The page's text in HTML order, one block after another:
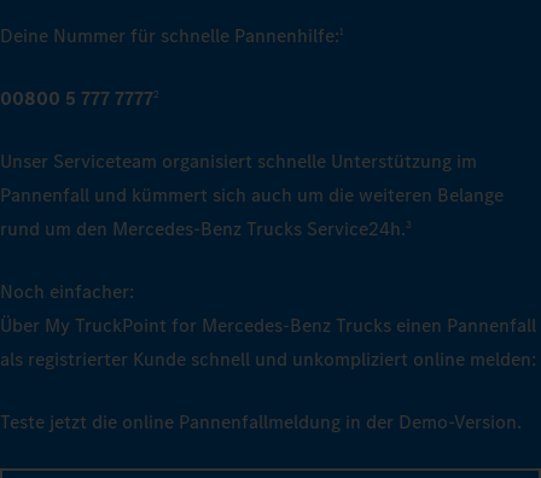
Deine Nummer für schnelle Pannenhilfe:1
00800 5 777 77772
Unser Serviceteam organisiert schnelle Unterstützung im
Pannenfall und kümmert sich auch um die weiteren Belange
rund um den Mercedes‑Benz Trucks Service24h.3
Noch einfacher:
Über My TruckPoint for Mercedes‑Benz Trucks einen Pannenfall
als registrierter Kunde schnell und unkompliziert online melden:
Teste jetzt die online Pannenfallmeldung in der Demo-Version.